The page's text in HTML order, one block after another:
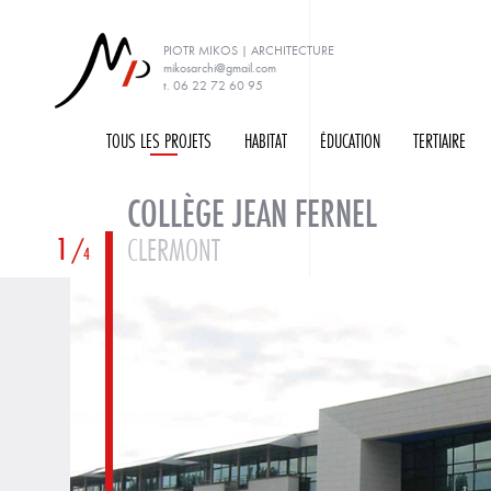
PIOTR MIKOS | ARCHITECTURE
mikosarchi@gmail.com
t. 06 22 72 60 95
TOUS LES PROJETS HABITAT ÉDUCATION TERTIAIRE
1 4
COLLÈGE JEAN FERNEL
CLERMONT